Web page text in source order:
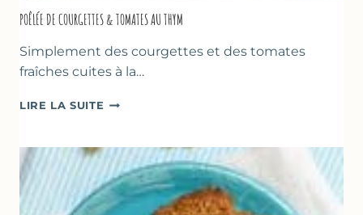
POÊLÉE DE COURGETTES & TOMATES AU THYM
Simplement des courgettes et des tomates
fraîches cuites à la…
LIRE LA SUITE POÊLÉE
&
TOMATES
AU
THYM